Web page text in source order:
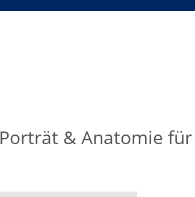
& Anatomie